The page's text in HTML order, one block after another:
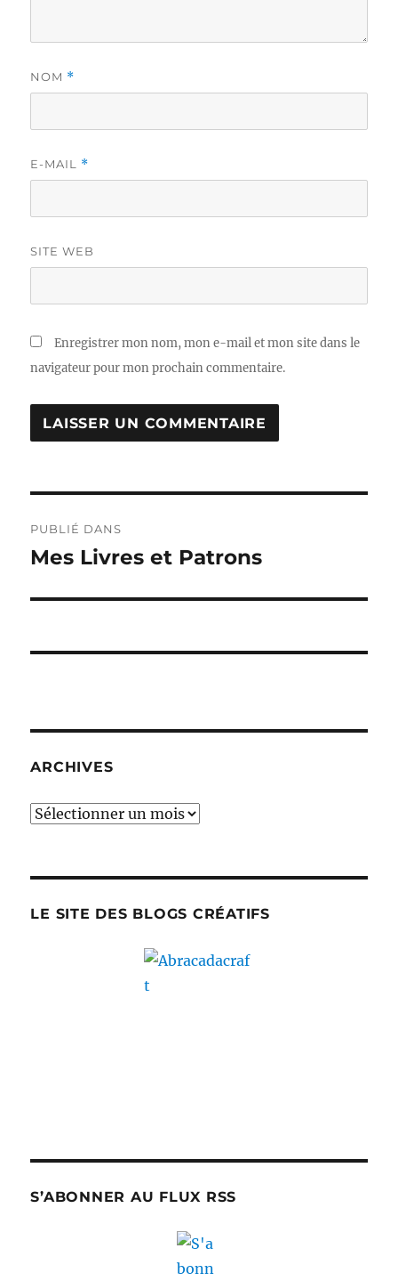
NOM *
E-MAIL *
SITE WEB
Enregistrer mon nom, mon e-mail et mon site dans le
navigateur pour mon prochain commentaire.
de
PUBLIÉ DANS
Mes Livres et Patrons
ARCHIVES
Archives
LE SITE DES BLOGS CRÉATIFS
S’ABONNER AU FLUX RSS